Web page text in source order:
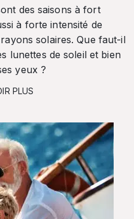
des saisons à fort
à forte intensité de
solaires. Que faut-il
lunettes de soleil et bien
yeux ?
PLUS